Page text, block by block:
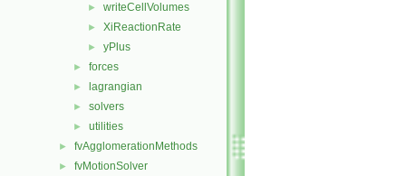
► writeCellVolumes
► XiReactionRate
► yPlus
► forces
► lagrangian
► solvers
► utilities
► fvAgglomerationMethods
► fvMotionSolver